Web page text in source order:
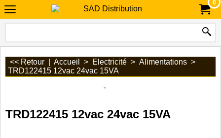
0
<< Retour Accueil > Electricité > Alimentations >
TRD122415 12vac 24vac 15VA
TRD122415 12vac 24vac 15VA